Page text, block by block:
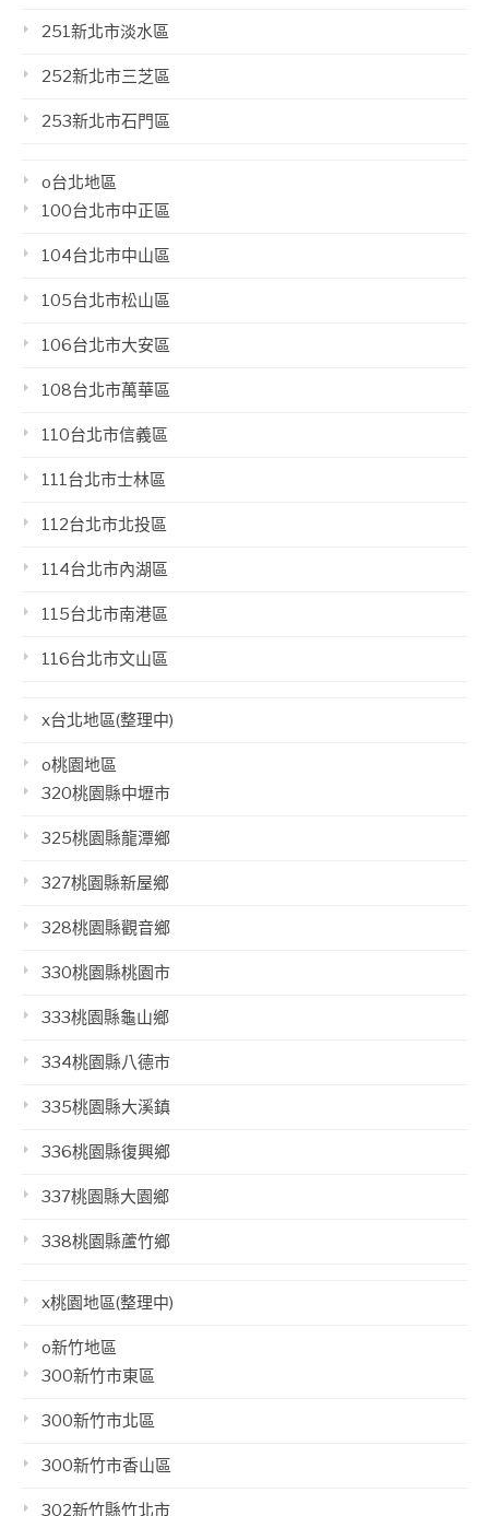
251新北市淡水區
252新北市三芝區
253新北市石門區
o台北地區
100台北市中正區
104台北市中山區
105台北市松山區
106台北市大安區
108台北市萬華區
110台北市信義區
111台北市士林區
112台北市北投區
114台北市內湖區
115台北市南港區
116台北市文山區
x台北地區(整理中)
o桃園地區
320桃園縣中壢市
325桃園縣龍潭鄉
327桃園縣新屋鄉
328桃園縣觀音鄉
330桃園縣桃園市
333桃園縣龜山鄉
334桃園縣八德市
335桃園縣大溪鎮
336桃園縣復興鄉
337桃園縣大園鄉
338桃園縣蘆竹鄉
x桃園地區(整理中)
o新竹地區
300新竹市東區
300新竹市北區
300新竹市香山區
302新竹縣竹北市